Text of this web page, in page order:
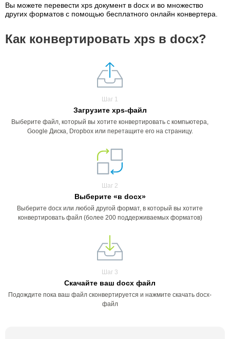
Вы можете перевести xps документ в docx и во множество
других форматов с помощью бесплатного онлайн конвертера.
Как конвертировать xps в docx?
Шаг 1
Загрузите xps-файл
Выберите файл, который вы хотите конвертировать с компьютера,
Google Диска, Dropbox или перетащите его на страницу.
Шаг 2
Выберите «в docx»
Выберите docx или любой другой формат, в который вы хотите
конвертировать файл (более 200 поддерживаемых форматов)
Шаг 3
Скачайте ваш docx файл
Подождите пока ваш файл сконвертируется и нажмите скачать docx-
файл